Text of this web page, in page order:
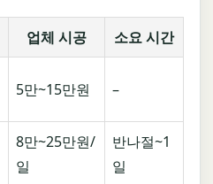
업체 시공 소요 시간
5만~15만원 –
8만~25만원/
일
반나절~1
일